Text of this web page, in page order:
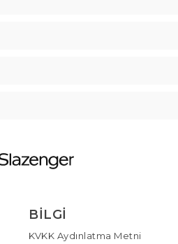
BILGI
KVKK Aydınlatma Metni